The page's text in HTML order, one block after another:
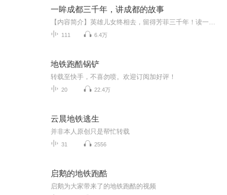
一眸成都三千年，讲成都的故事
111 6.4万
地铁跑酷锅铲
转载至快手，不喜勿喷。欢迎订阅加好评！
20 22.4万
云晨地铁逃生
并非本人原创只是帮忙转载
31 2556
启鹅的地铁跑酷
启鹅为大家带来了的地铁跑酷的视频